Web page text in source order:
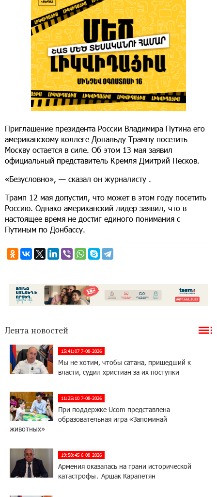
Приглашение президента России Владимира Путина его
американскому коллеге Дональду Трампу посетить
Москву остается в силе. Об этом 13 мая заявил
официальный представитель Кремля Дмитрий Песков.
«Безусловно», — сказал он журналисту .
Трамп 12 мая допустил, что может в этом году посетить
Россию. Однако американский лидер заявил, что в
настоящее время не достиг единого понимания с
Путиным по Донбассу.
Лента новостей
15:41:07 7-08-2026
Мы не хотим, чтобы сатана, пришедший к
власти, судил христиан за их поступки
11:25:10 7-08-2026
При поддержке Ucom представлена
образовательная игра «Запоминай
животных»
19:58:45 6-08-2026
Армения оказалась на грани исторической
катастрофы․ Аршак Карапетян